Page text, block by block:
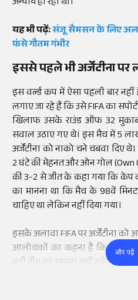
यह भी पढ़ें:संजू सैमसन के लिए
फंसे गौतम गंभीर
इससे पहले भी अर्जेंटीना
इस वर्ल्ड कप में ऐसा पहली बार
लगाए जा रहे हैं कि उसे FIFA का
खिलाफ उसके राउंड ऑफ 32
सवाल उठाए गए थे। इस मैच में 5
अर्जेंटीना को नाको चने चबवा दिए
2 घंटे की मेहनत और ओन गोल (Own
की 3-2 से जीत के कहा गया कि केप
का मानना था कि मैच के 98वें
चाहिए था लेकिन नहीं दिया गया।
इसके अलावा FIFA पर अर्जेंटीना को
आलोचकों का कहना है कि
बड़ी टीम का सामना नहीं करेगी, यह
और पढ़ें